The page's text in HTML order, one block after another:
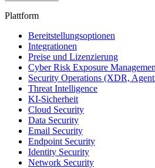
Plattform
Bereitstellungsoptionen
Integrationen
Preise und Lizenzierung
Cyber Risk Exposure
Security Operations (XDR,
Threat Intelligence
KI-Sicherheit
Cloud Security
Data Security
Email Security
Endpoint Security
Identity Security
Network Security